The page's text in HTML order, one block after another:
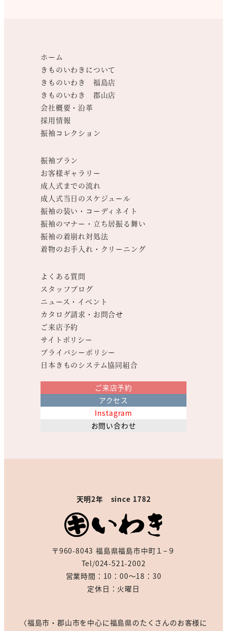
ホーム
きものいわきについて
きものいわき 福島店
きものいわき 郡山店
会社概要・沿革
採用情報
振袖コレクション
振袖プラン
お客様ギャラリー
成人式までの流れ
成人式当日のスケジュール
振袖の装い・コーディネイト
振袖のマナー・立ち居振る舞い
振袖の着崩れ対処法
着物のお手入れ・クリーニング
よくある質問
スタッフブログ
ニュース・イベント
カタログ請求・お問合せ
ご来店予約
サイトポリシー
プライバシーポリシー
日本きものシステム協同組合
ご来店予約
アクセス
Instagram
お問い合わせ
天明2年 since 1782
〒960-8043 福島県福島市中町１−９
Tel/024-521-2002
営業時間：10：00～18：30
定休日：火曜日
〈福島市・郡山市を中心に福島県のたくさんのお客様に